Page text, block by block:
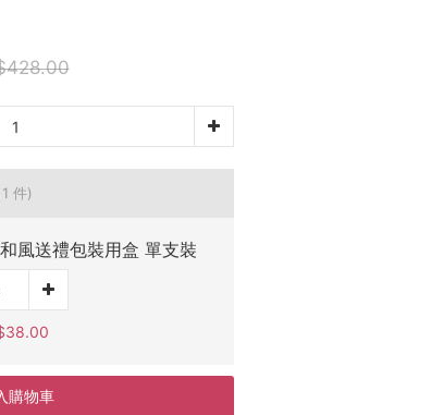
件)
風送禮包裝用盒 單支裝
購物車